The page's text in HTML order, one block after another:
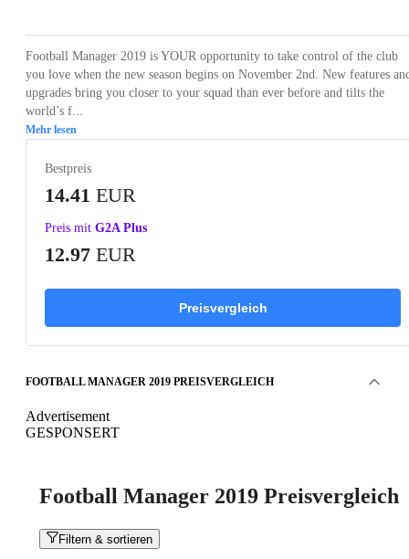
Football Manager 2019 is YOUR opportunity to take control of the club
you love when the new season begins on November 2nd. New features
upgrades bring you closer to your squad than ever before and tilts the
world’s f...
Mehr lesen
Bestpreis
14.41 EUR
Preis mit G2A Plus
12.97 EUR
Preisvergleich
FOOTBALL MANAGER 2019 PREISVERGLEICH
Advertisement
GESPONSERT
Football Manager 2019 Preisvergleich
Filtern & sortieren